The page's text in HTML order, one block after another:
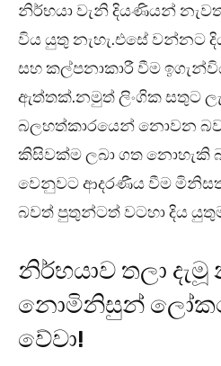
නිර්භයා වැනි දියණියන්
විය යුතු නැහැ.එසේ වන්නට
සහ කල්පනාකාරී වීම
ඇත්තක්.නමුත් ලිංගික සතුට
බලහත්කාරයෙන් නොවන
කිසිවක්ම ලබා ගත නොහැකි
වෙනුවට ආදරණීය වීම
බවත් පුතුන්ටත් වටහා දිය
නිර්භයාව තලා
නොමිනිසුන්
වේවා!